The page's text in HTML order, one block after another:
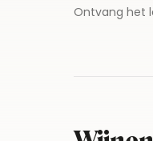
Ontvang het